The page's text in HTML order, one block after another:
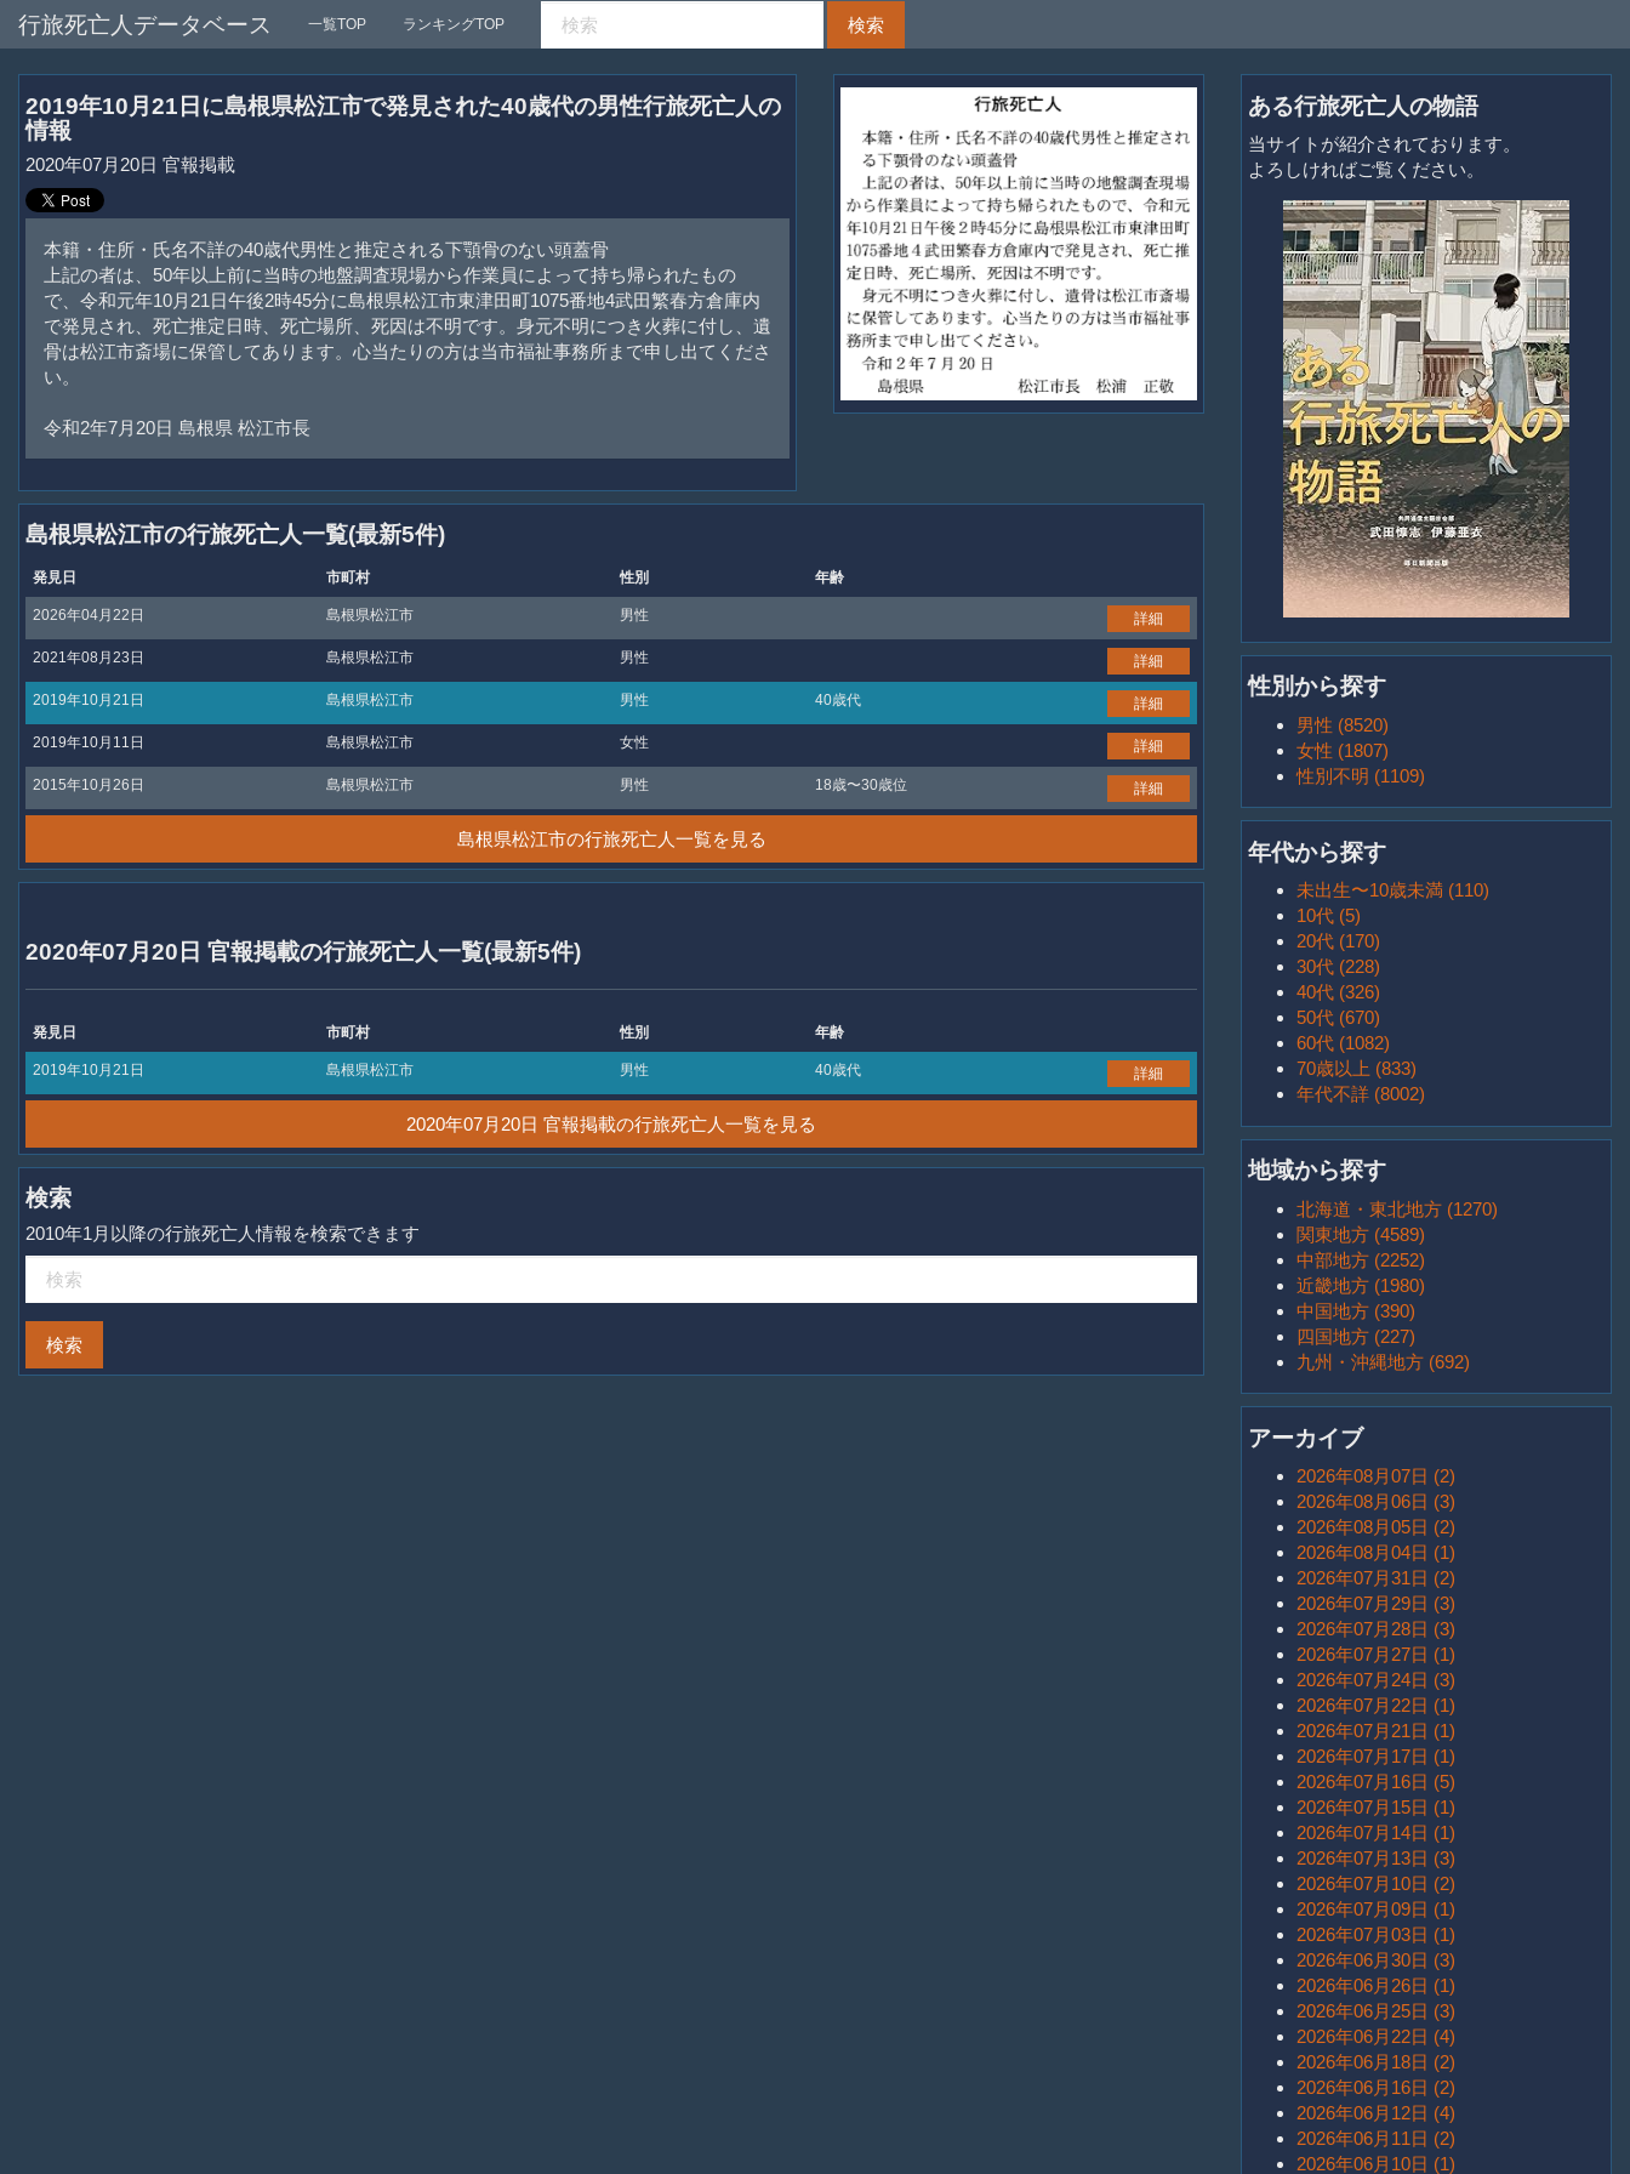
行旅死亡人データベース 一覧TOP ランキングTOP
2019年10月21日に島根県松江市で発見された40歳代の男性行旅死亡人の
情報
2020年07月20日 官報掲載
本籍・住所・氏名不詳の40歳代男性と推定される下顎骨のない頭蓋骨
上記の者は、50年以上前に当時の地盤調査現場から作業員によって持ち帰られたもの
で、令和元年10月21日午後2時45分に島根県松江市東津田町1075番地4武田繁春方倉庫内
で発見され、死亡推定日時、死亡場所、死因は不明です。身元不明につき火葬に付し、遺
骨は松江市斎場に保管してあります。心当たりの方は当市福祉事務所まで申し出てくださ
い。
令和2年7月20日 島根県 松江市長
島根県松江市の行旅死亡人一覧(最新5件)
発見日 市町村 性別 年齢
2026年04月22日 島根県松江市 男性 詳細
2021年08月23日 島根県松江市 男性 詳細
2019年10月21日 島根県松江市 男性 40歳代 詳細
2019年10月11日 島根県松江市 女性 詳細
2015年10月26日 島根県松江市 男性 18歳〜30歳位 詳細
島根県松江市の行旅死亡人一覧を見る
2020年07月20日 官報掲載の行旅死亡人一覧(最新5件)
発見日 市町村 性別 年齢
2019年10月21日 島根県松江市 男性 40歳代 詳細
2020年07月20日 官報掲載の行旅死亡人一覧を見る
検索
2010年1月以降の行旅死亡人情報を検索できます
ある行旅死亡人の物語
当サイトが紹介されております。
よろしければご覧ください。
性別から探す
男性 (8520)
女性 (1807)
性別不明 (1109)
年代から探す
未出生〜10歳未満 (110)
10代 (5)
20代 (170)
30代 (228)
40代 (326)
50代 (670)
60代 (1082)
70歳以上 (833)
年代不詳 (8002)
地域から探す
北海道・東北地方 (1270)
関東地方 (4589)
中部地方 (2252)
近畿地方 (1980)
中国地方 (390)
四国地方 (227)
九州・沖縄地方 (692)
アーカイブ
2026年08月07日 (2)
2026年08月06日 (3)
2026年08月05日 (2)
2026年08月04日 (1)
2026年07月31日 (2)
2026年07月29日 (3)
2026年07月28日 (3)
2026年07月27日 (1)
2026年07月24日 (3)
2026年07月22日 (1)
2026年07月21日 (1)
2026年07月17日 (1)
2026年07月16日 (5)
2026年07月15日 (1)
2026年07月14日 (1)
2026年07月13日 (3)
2026年07月10日 (2)
2026年07月09日 (1)
2026年07月03日 (1)
2026年06月30日 (3)
2026年06月26日 (1)
2026年06月25日 (3)
2026年06月22日 (4)
2026年06月18日 (2)
2026年06月16日 (2)
2026年06月12日 (4)
2026年06月11日 (2)
2026年06月10日 (1)